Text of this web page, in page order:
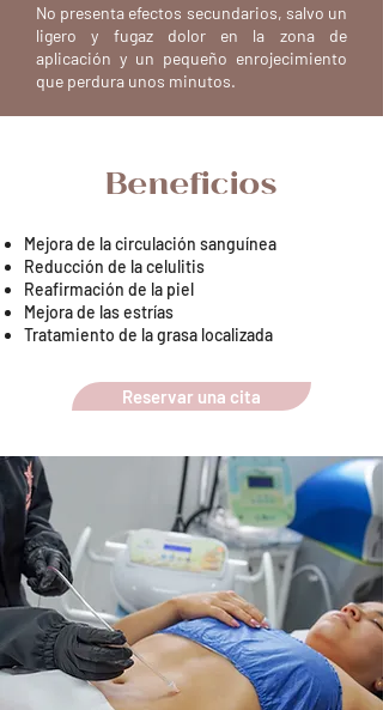
No presenta efectos secundarios, salvo un
ligero y fugaz dolor en la zona de
aplicación y un pequeño enrojecimiento
que perdura unos minutos.
Beneficios
Mejora de la circulación sanguínea
Reducción de la celulitis
Reafirmación de la piel
Mejora de las estrías
Tratamiento de la grasa localizada
Reservar una cita